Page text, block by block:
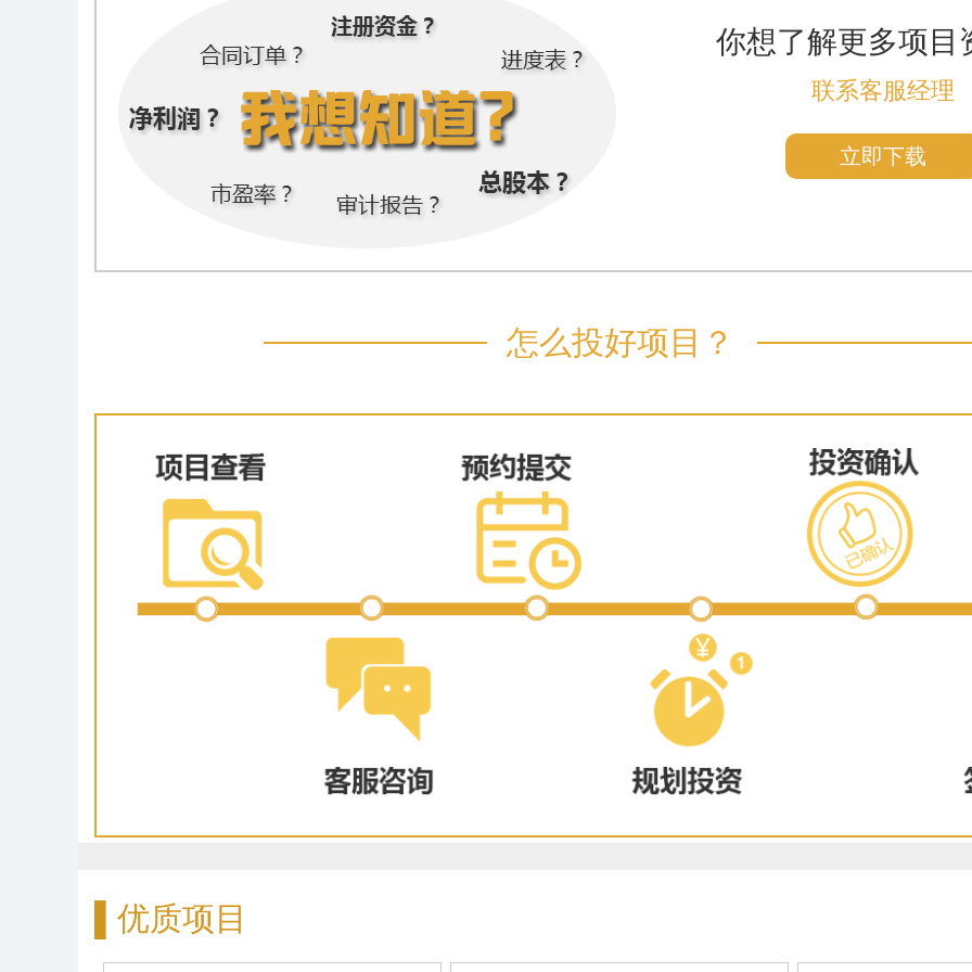
你想了解更多项目
联系客服经理
立即下载
怎么投好项目？
▌优质项目